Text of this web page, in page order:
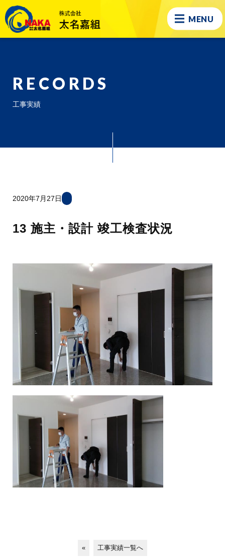
MENU
RECORDS
工事実績
2020年7月27日
13 施主・設計 竣工検査状況
« 工事実績一覧へ